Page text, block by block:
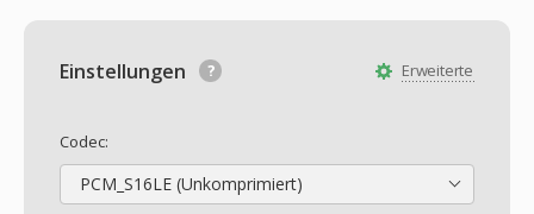
Erweiterte
Einstellungen
Codec:
PCM_S16LE (Unkomprimiert)